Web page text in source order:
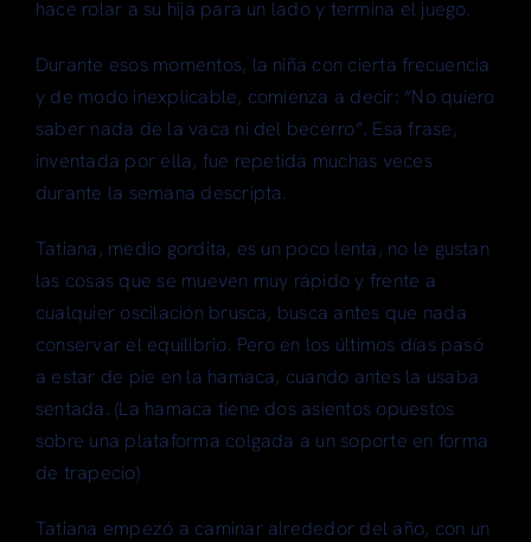
hace rolar a su hija para un lado y termina el juego.
Durante esos momentos, la niña con cierta frecuencia
y de modo inexplicable, comienza a decir: “No quiero
saber nada de la vaca ni del becerro”. Esa frase,
inventada por ella, fue repetida muchas veces
durante la semana descripta.
Tatiana, medio gordita, es un poco lenta, no le gustan
las cosas que se mueven muy rápido y frente a
cualquier oscilación brusca, busca antes que nada
conservar el equilibrio. Pero en los últimos días pasó
a estar de pie en la hamaca, cuando antes la usaba
sentada. (La hamaca tiene dos asientos opuestos
sobre una plataforma colgada a un soporte en forma
de trapecio)
Tatiana empezó a caminar alrededor del año, con un